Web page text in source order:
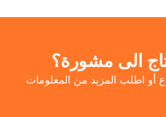
الى مشورة؟
أو اطلب المزيد من المعلومات